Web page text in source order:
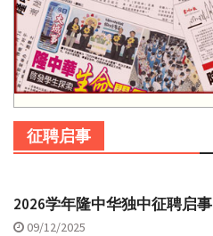
征聘启事
2026学年隆中华独中征聘启事
09/12/2025